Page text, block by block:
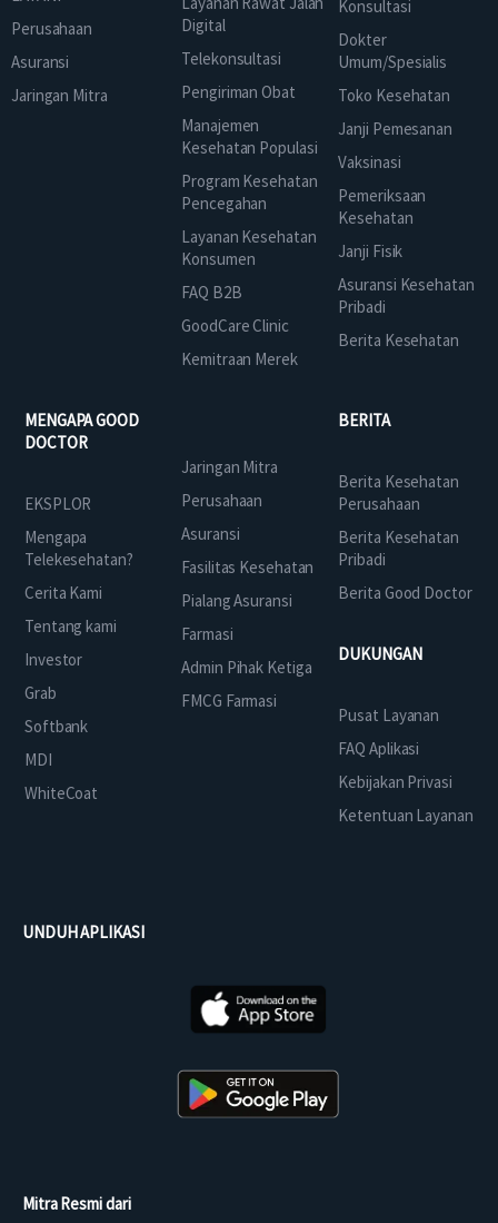
Perusahaan
Asuransi
Jaringan Mitra
Digital
Telekonsultasi
Pengiriman Obat
Manajemen
Kesehatan Populasi
Program Kesehatan
Pencegahan
Layanan Kesehatan
Konsumen
FAQ B2B
GoodCare Clinic
Kemitraan Merek
Konsultasi
Dokter
Umum/Spesialis
Toko Kesehatan
Janji Pemesanan
Vaksinasi
Pemeriksaan
Kesehatan
Janji Fisik
Asuransi Kesehatan
Pribadi
Berita Kesehatan
MENGAPA GOOD
DOCTOR
EKSPLOR
Mengapa
Telekesehatan?
Cerita Kami
Tentang kami
Investor
Grab
Softbank
MDI
WhiteCoat
Jaringan Mitra
Perusahaan
Asuransi
Fasilitas Kesehatan
Pialang Asuransi
Farmasi
Admin Pihak Ketiga
FMCG Farmasi
BERITA
Berita Kesehatan
Perusahaan
Berita Kesehatan
Pribadi
Berita Good Doctor
DUKUNGAN
Pusat Layanan
FAQ Aplikasi
Kebijakan Privasi
Ketentuan Layanan
UNDUH APLIKASI
Mitra Resmi dari